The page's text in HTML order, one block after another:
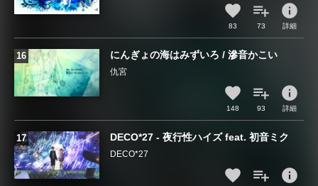
83 73
info
詳細
にんぎょの海はみずいろ / 滲音かこい
仇宮
148 93
info
詳細
DECO*27 - 夜行性ハイズ feat. 初音ミク
DECO*27
info